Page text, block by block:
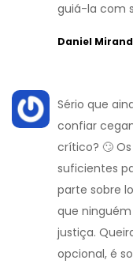
guiá-la com
Daniel
Sério que
confiar
crítico? 🙄
suficientes
parte sobre
que ninguém
justiça.
opcional, é